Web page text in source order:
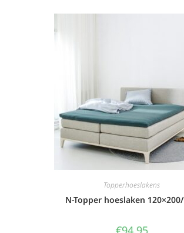
Topperhoeslakens
N-Topper hoeslaken
€94,95